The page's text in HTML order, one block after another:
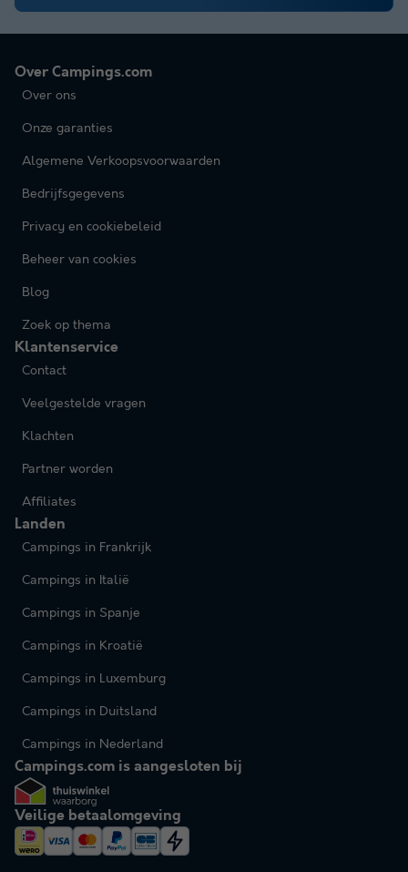
Over Campings.com
Over ons
Onze garanties
Algemene Verkoopsvoorwaarden
Bedrijfsgegevens
Privacy en cookiebeleid
Beheer van cookies
Blog
Zoek op thema
Klantenservice
Contact
Veelgestelde vragen
Klachten
Partner worden
Affiliates
Landen
Campings in Frankrijk
Campings in Italië
Campings in Spanje
Campings in Kroatië
Campings in Luxemburg
Campings in Duitsland
Campings in Nederland
Campings.com is aangesloten bij
Veilige betaalomgeving